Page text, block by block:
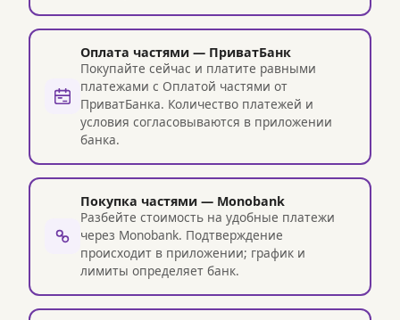
Оплата частями — ПриватБанк
Покупайте сейчас и платите равными
платежами с Оплатой частями от
ПриватБанка. Количество платежей и
условия согласовываются в приложении
банка.
Покупка частями — Monobank
Разбейте стоимость на удобные платежи
через Monobank. Подтверждение
происходит в приложении; график и
лимиты определяет банк.